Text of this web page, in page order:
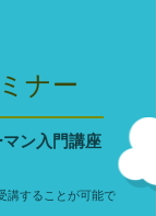
ナー
ン入門講座
講することが可能で